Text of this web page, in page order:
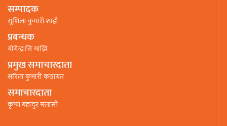
सम्पादक
सुशिला कुमारी शाही
प्रबन्धक
याेगेन्द्र सिं माझि
प्रमुख समाचारदाता
सरिता कुमारी कठायत
समाचारदाता
कृष्ण बहादुर मलासी